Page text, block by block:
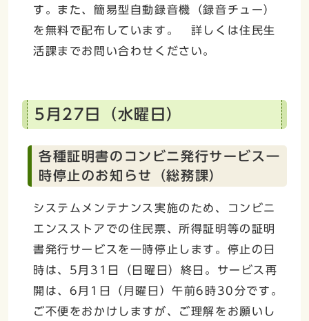
す。また、簡易型自動録音機（録音チュー）
を無料で配布しています。 詳しくは住民生
活課までお問い合わせください。
5月27日（水曜日）
各種証明書のコンビニ発行サービス一
時停止のお知らせ（総務課）
システムメンテナンス実施のため、コンビニ
エンスストアでの住民票、所得証明等の証明
書発行サービスを一時停止します。停止の日
時は、5月31日（日曜日）終日。サービス再
開は、6月1日（月曜日）午前6時30分です。
ご不便をおかけしますが、ご理解をお願いし